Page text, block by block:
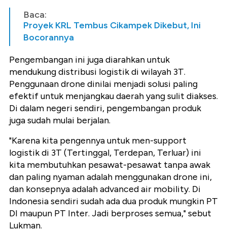
Baca:
Proyek KRL Tembus Cikampek Dikebut, Ini
Bocorannya
Pengembangan ini juga diarahkan untuk
mendukung distribusi logistik di wilayah 3T.
Penggunaan drone dinilai menjadi solusi paling
efektif untuk menjangkau daerah yang sulit diakses.
Di dalam negeri sendiri, pengembangan produk
juga sudah mulai berjalan.
"Karena kita pengennya untuk men-support
logistik di 3T (Tertinggal, Terdepan, Terluar) ini
kita membutuhkan pesawat-pesawat tanpa awak
dan paling nyaman adalah menggunakan drone ini,
dan konsepnya adalah advanced air mobility. Di
Indonesia sendiri sudah ada dua produk mungkin PT
DI maupun PT Inter. Jadi berproses semua," sebut
Lukman.